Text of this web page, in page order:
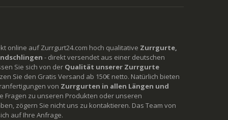
online auf Zurrgurt24.com hoch qualitative Zurrgurte,
- direkt versendet aus einer deutschen
Sie sich von der Qualität unserer Zurrgurte
Sie den Gratis Versand ab 150€ netto. Natürlich bieten
von Zurrgurten in allen Längen und
Fragen zu unseren Produkten oder unseren
zögern Sie nicht uns zu kontaktieren. Das Team von
auf Ihre Anfrage.